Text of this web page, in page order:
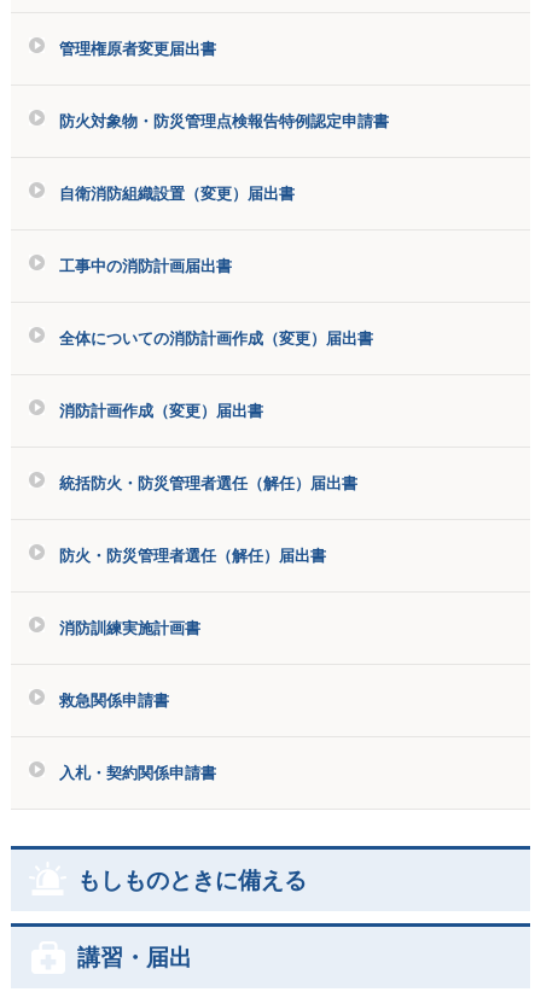
管理権原者変更届出書
防火対象物・防災管理点検報告特例認定申請書
自衛消防組織設置（変更）届出書
工事中の消防計画届出書
全体についての消防計画作成（変更）届出書
消防計画作成（変更）届出書
統括防火・防災管理者選任（解任）届出書
防火・防災管理者選任（解任）届出書
消防訓練実施計画書
救急関係申請書
入札・契約関係申請書
もしものときに備える
講習・届出